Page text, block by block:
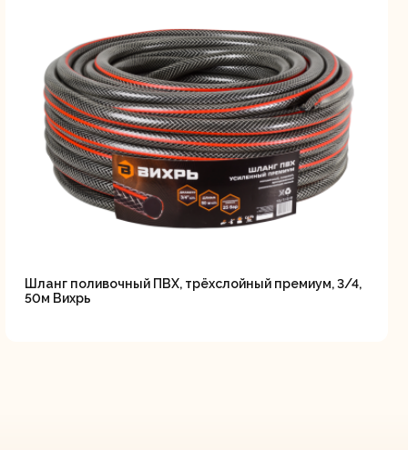
Шланг поливочный ПВХ, трёхслойный премиум, 3/4,
50м Вихрь